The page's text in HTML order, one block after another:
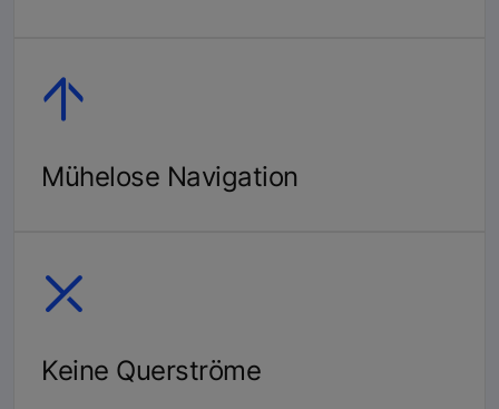
Mühelose Navigation
Keine Querströme